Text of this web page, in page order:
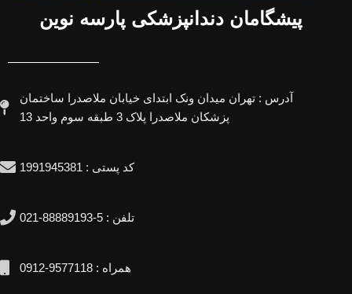
پیشگامان دندانپزشکی پارسه نوین
آدرس : تهران میدان ونک ابتدای خیابان ملاصدرا ساختمان
پزشکان ملاصدرا پلاک 3 طبقه سوم واحد 13
کد پستی : 1991945381
تلفن : 5-88889193-021
همراه : 9577118-0912